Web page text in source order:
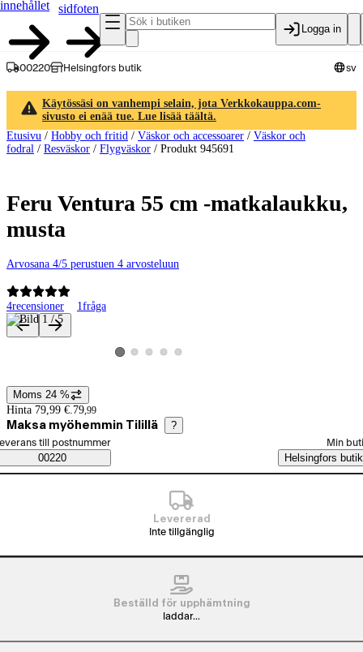
innehållet
sidfoten
Logga in
00220 Helsingfors butik sv
Käytössäsi on vanhempi selain, jota Verkkokauppa.com-
sivusto ei enää tue. Lue lisää täältä.
Etusivu / Hobby och fritid / Väskor och accessoarer / Väskor och
fodral / Resväskor / Flygväskor / Produkt 945691
Feru Ventura 55 cm -matkalaukku,
musta
Arvosana 4/5 perustuen 4 arvosteluun
4recensioner 1fråga
Produktbilder och videor
Visa produktbild 1
Visa produktbild 2
Visa produktbild 3
Visa produktbild 4
Visa produktbild 5
Prisinformation
Moms 24 %
Hinta 79,99 €. 79,99
Maksa myöhemmin Tilillä ?
Saatavuustiedot
beställningssätt
till postnummer
00220
Min
Helsingfors butik
Levererad
Inte tillgänglig
Beställd för upphämtning
laddar...